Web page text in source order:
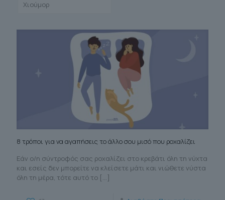
Χιούμορ
8 τρόποι για να αγαπήσεις το άλλο σου μισό που ροχαλίζει
Εάν ο/η σύντροφός σας ροχαλίζει στο κρεβάτι όλη τη νύχτα
και εσείς δεν μπορείτε να κλείσετε μάτι και νιώθετε νύστα
όλη τη μέρα, τότε αυτό το […]